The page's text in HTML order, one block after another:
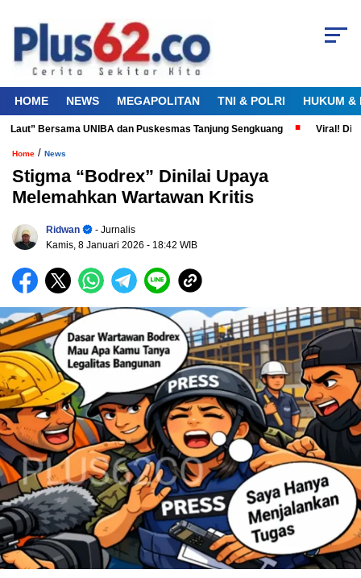
HOME NEWS MEGAPOLITAN TNI & POLRI HUKUM &
Bersama UNIBA dan Puskesmas Tanjung Sengkuang Viral! Diduga
Home / News
Stigma “Bodrex” Dinilai Upaya
Melemahkan Wartawan Kritis
Ridwan
- Jurnalis
Kamis, 8 Januari 2026 - 18:42 WIB